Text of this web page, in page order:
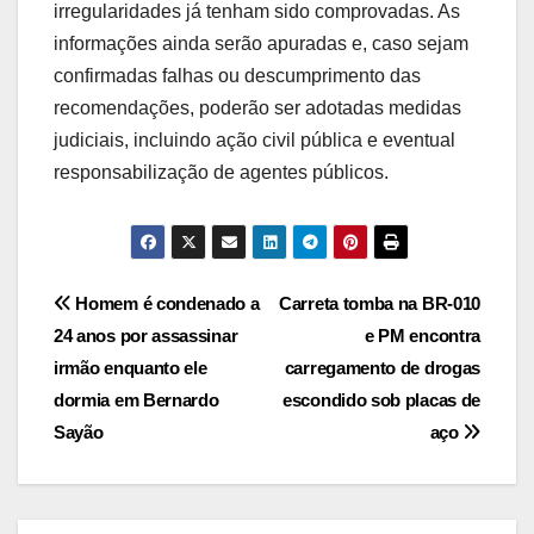
irregularidades já tenham sido comprovadas. As
informações ainda serão apuradas e, caso sejam
confirmadas falhas ou descumprimento das
recomendações, poderão ser adotadas medidas
judiciais, incluindo ação civil pública e eventual
responsabilização de agentes públicos.
Post
navigation
Carreta tomba na BR-010
e PM encontra
carregamento de drogas
escondido sob placas de
aço
Homem é condenado a
24 anos por assassinar
irmão enquanto ele
dormia em Bernardo
Sayão